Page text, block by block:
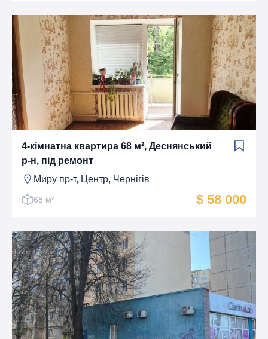
4-кімнатна квартира 68 м², Деснянський
р-н, під ремонт
Миру пр-т, Центр, Чернігів
68 м² $ 58 000